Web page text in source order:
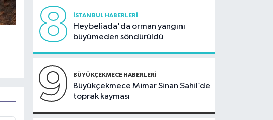
8 İSTANBUL HABERLERI
Heybeliada'da orman yangını
büyümeden söndürüldü
9 BÜYÜKÇEKMECE HABERLERI
Büyükçekmece Mimar Sinan Sahil’de
toprak kayması